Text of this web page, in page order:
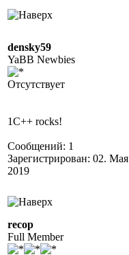
densky59
YaBB Newbies
Отсутствует
1C++ rocks!
Сообщений: 1
Зарегистрирован: 02. Мая
2019
recop
Full Member